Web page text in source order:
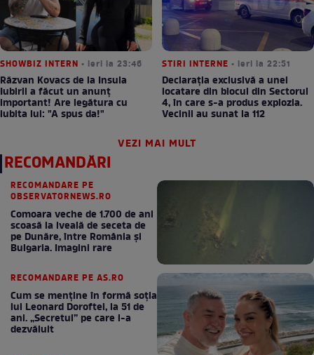
SHOWBIZ INTERN • ieri la 23:46
Răzvan Kovacs de la Insula
Iubirii a făcut un anunț
important! Are legătura cu
iubita lui: "A spus da!"
STIRI INTERNE • ieri la 22:51
Declarația exclusivă a unei
locatare din blocul din Sectorul
4, în care s-a produs explozia.
Vecinii au sunat la 112
VEZI MAI MULT
RECOMANDĂRI
RECOMANDARE PE
OBSERVATORNEWS.RO
Comoara veche de 1.700 de ani
scoasă la iveală de seceta de
pe Dunăre, între România şi
Bulgaria. Imagini rare
RECOMANDARE PE AS.RO
Cum se menţine în formă soţia
lui Leonard Doroftei, la 51 de
ani. „Secretul” pe care l-a
dezvăluit